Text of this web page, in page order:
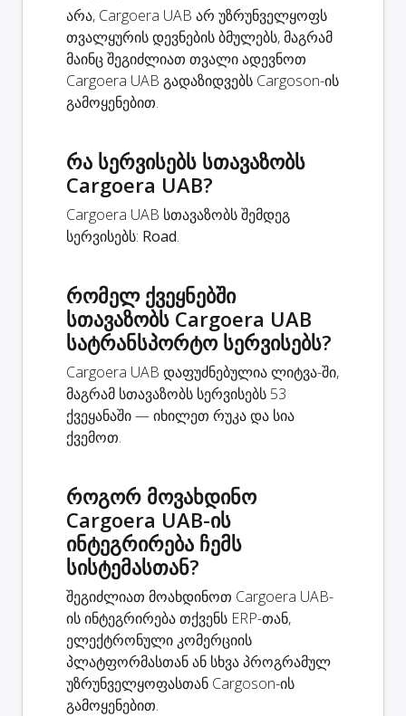
არა, Cargoera UAB არ უზრუნველყოფს
თვალყურის დევნების ბმულებს, მაგრამ
მაინც შეგიძლიათ თვალი ადევნოთ
Cargoera UAB გადაზიდვებს Cargoson-ის
გამოყენებით.
რა სერვისებს სთავაზობს
Cargoera UAB?
Cargoera UAB სთავაზობს შემდეგ
სერვისებს: Road.
რომელ ქვეყნებში
სთავაზობს Cargoera UAB
სატრანსპორტო სერვისებს?
Cargoera UAB დაფუძნებულია ლიტვა-ში,
მაგრამ სთავაზობს სერვისებს 53
ქვეყანაში — იხილეთ რუკა და სია
ქვემოთ.
როგორ მოვახდინო
Cargoera UAB-ის
ინტეგრირება ჩემს
სისტემასთან?
შეგიძლიათ მოახდინოთ Cargoera UAB-
ის ინტეგრირება თქვენს ERP-თან,
ელექტრონული კომერციის
პლატფორმასთან ან სხვა პროგრამულ
უზრუნველყოფასთან Cargoson-ის
გამოყენებით.